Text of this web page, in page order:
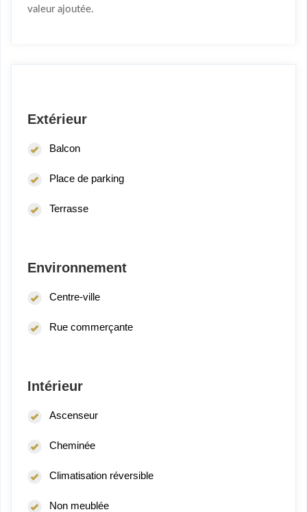
valeur ajoutée.
Extérieur
Balcon
Place de parking
Terrasse
Environnement
Centre-ville
Rue commerçante
Intérieur
Ascenseur
Cheminée
Climatisation réversible
Non meublée